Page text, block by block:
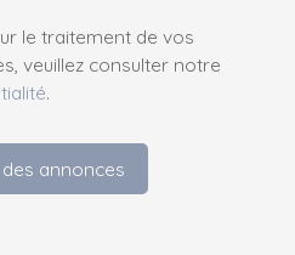
le traitement de vos
veuillez consulter notre
.
annonces